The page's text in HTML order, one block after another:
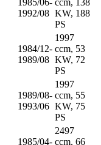
1985/06-
1992/08
ccm, 138
KW, 188
PS
1984/12-
1989/08
1997
ccm, 53
KW, 72
PS
1989/08-
1993/06
1997
ccm, 55
KW, 75
PS
1985/04-
2497
ccm, 66